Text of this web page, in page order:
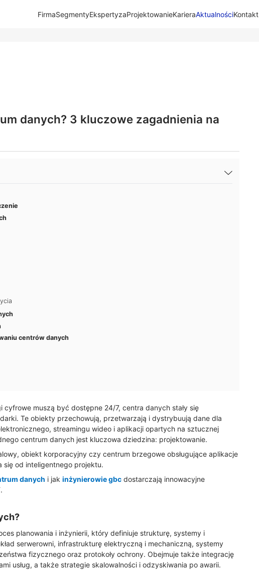
FirmaSegmentyEkspertyzaProjektowanieKarieraAktualnościKontakt​
danych? 3 kluczowe zagadnienia na
centrów danych
cyfrowe muszą być dostępne 24/7, centra danych stały się
Te obiekty przechowują, przetwarzają i dystrybuują dane dla
streamingu wideo i aplikacji opartych na sztucznej
centrum danych jest kluczowa dziedzina: projektowanie.
obiekt korporacyjny czy centrum brzegowe obsługujące aplikacje
się od inteligentnego projektu.
danych i jak inżynierowie gbc dostarczają innowacyjne
planowania i inżynierii, który definiuje strukturę, systemy i
serwerowni, infrastrukturę elektryczną i mechaniczną, systemy
fizycznego oraz protokoły ochrony. Obejmuje także integrację
usług, a także strategie skalowalności i odzyskiwania po awarii.